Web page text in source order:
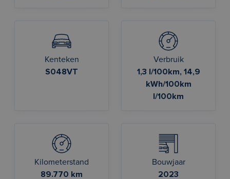
Kenteken
S048VT
Verbruik
1,3 l/100km, 14,9
kWh/100km
l/100km
Kilometerstand
89.770 km
Bouwjaar
2023